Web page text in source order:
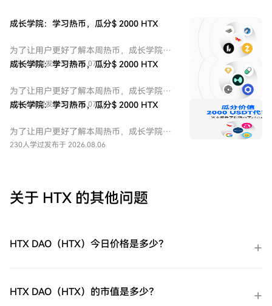
成长学院：学习热币，瓜分$ 2000 HTX
为了让用户更好了解本周热币，成长学院推
出学习赚币和交易赚币等活动。
3.2k人学过发布于 2026.07.15
成长学院：学习热币，瓜分$ 2000 HTX
为了让用户更好了解本周热币，成长学院推
出学习赚币和交易赚币等活动。
3.2k人学过发布于 2026.07.22
成长学院：学习热币，瓜分$ 2000 HTX
为了让用户更好了解本周热币，成长学院推
出学习赚币和交易赚币等活动。
230人学过发布于 2026.08.06
关于 HTX 的其他问题
HTX DAO（HTX）今日价格是多少？
HTX DAO（HTX）的市值是多少？